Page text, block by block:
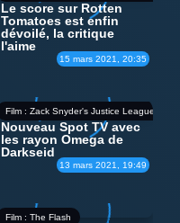
15 mars 2021, 20:35
Le score sur Rotten
Tomatoes est enfin
dévoilé, la critique
l'aime
Film : Zack Snyder's Justice League
13 mars 2021, 19:49
Nouveau Spot TV avec
les rayon Omega de
Darkseid
Film : The Flash